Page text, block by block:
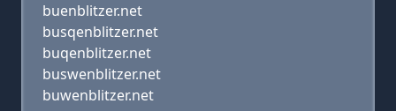
buenblitzer.net
busqenblitzer.net
buqenblitzer.net
buswenblitzer.net
buwenblitzer.net